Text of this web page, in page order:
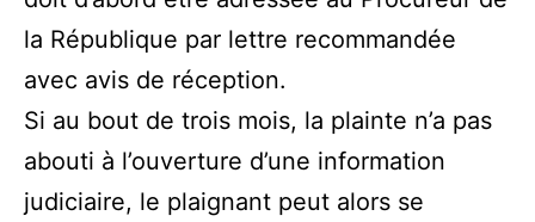
la République par lettre recommandée
avec avis de réception.
Si au bout de trois mois, la plainte n’a pas
abouti à l’ouverture d’une information
judiciaire, le plaignant peut alors se